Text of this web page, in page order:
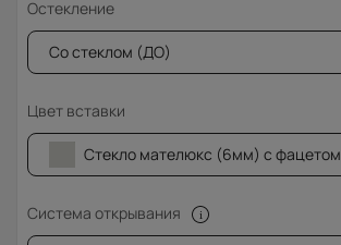
Остекление
Со стеклом (ДО)
Цвет вставки
Стекло мателюкс (6мм) с фацетом
Система открывания